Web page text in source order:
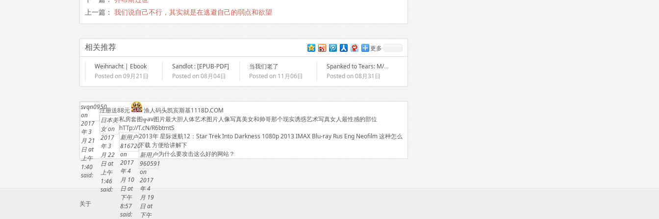
上一篇： 我们说自己不行，其实就是在逃避自己的弱点和欲望
相关推荐 更多
Weihnacht | Ebook
Posted on 09月21日
Sandlot : [EPUB-PDF]
Posted on 08月04日
当我们老了
Posted on 11月06日
Spanked to Tears: M/M Spanking Stories | Read Books Free
Posted on 08月31日
svqn0950
on
2017
年 3
月 21
日 at
上午
1:40
said:
注册送88元
渔人码头凯宾斯基1118D.COM
日本美
女on
2017
年 3
月 22
日 at
上午
1:46
said:
私房套图╦av图片最大胆人体艺术图片人像写真美女和帅哥那个现实诱惑艺术写真女人最性感的部位
hTTp://T.cN/R6btmtS
新用户
816720
on
2017
年 4
月 10
日 at
下午
8:57
said:
2013年 星际迷航12：Star Trek Into Darkness 1080p 2013 IMAX Blu-ray Rus Eng Neofilm 这种怎么
下载 方便给讲解下
新用户
960591
on
2017
年 4
月 19
日 at
下午
为什么要攻击这么好的网站？
关于